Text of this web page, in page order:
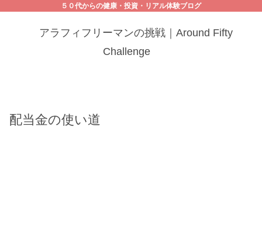
５０代からの健康・投資・リアル体験ブログ
アラフィフリーマンの挑戦｜Around Fifty
Challenge
配当金の使い道